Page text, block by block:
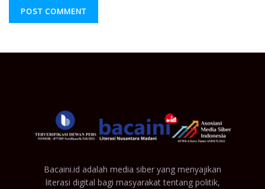
Bacaini.id adalah media siber yang menyajikan
literasi digital bagi masyarakat tentang politik,